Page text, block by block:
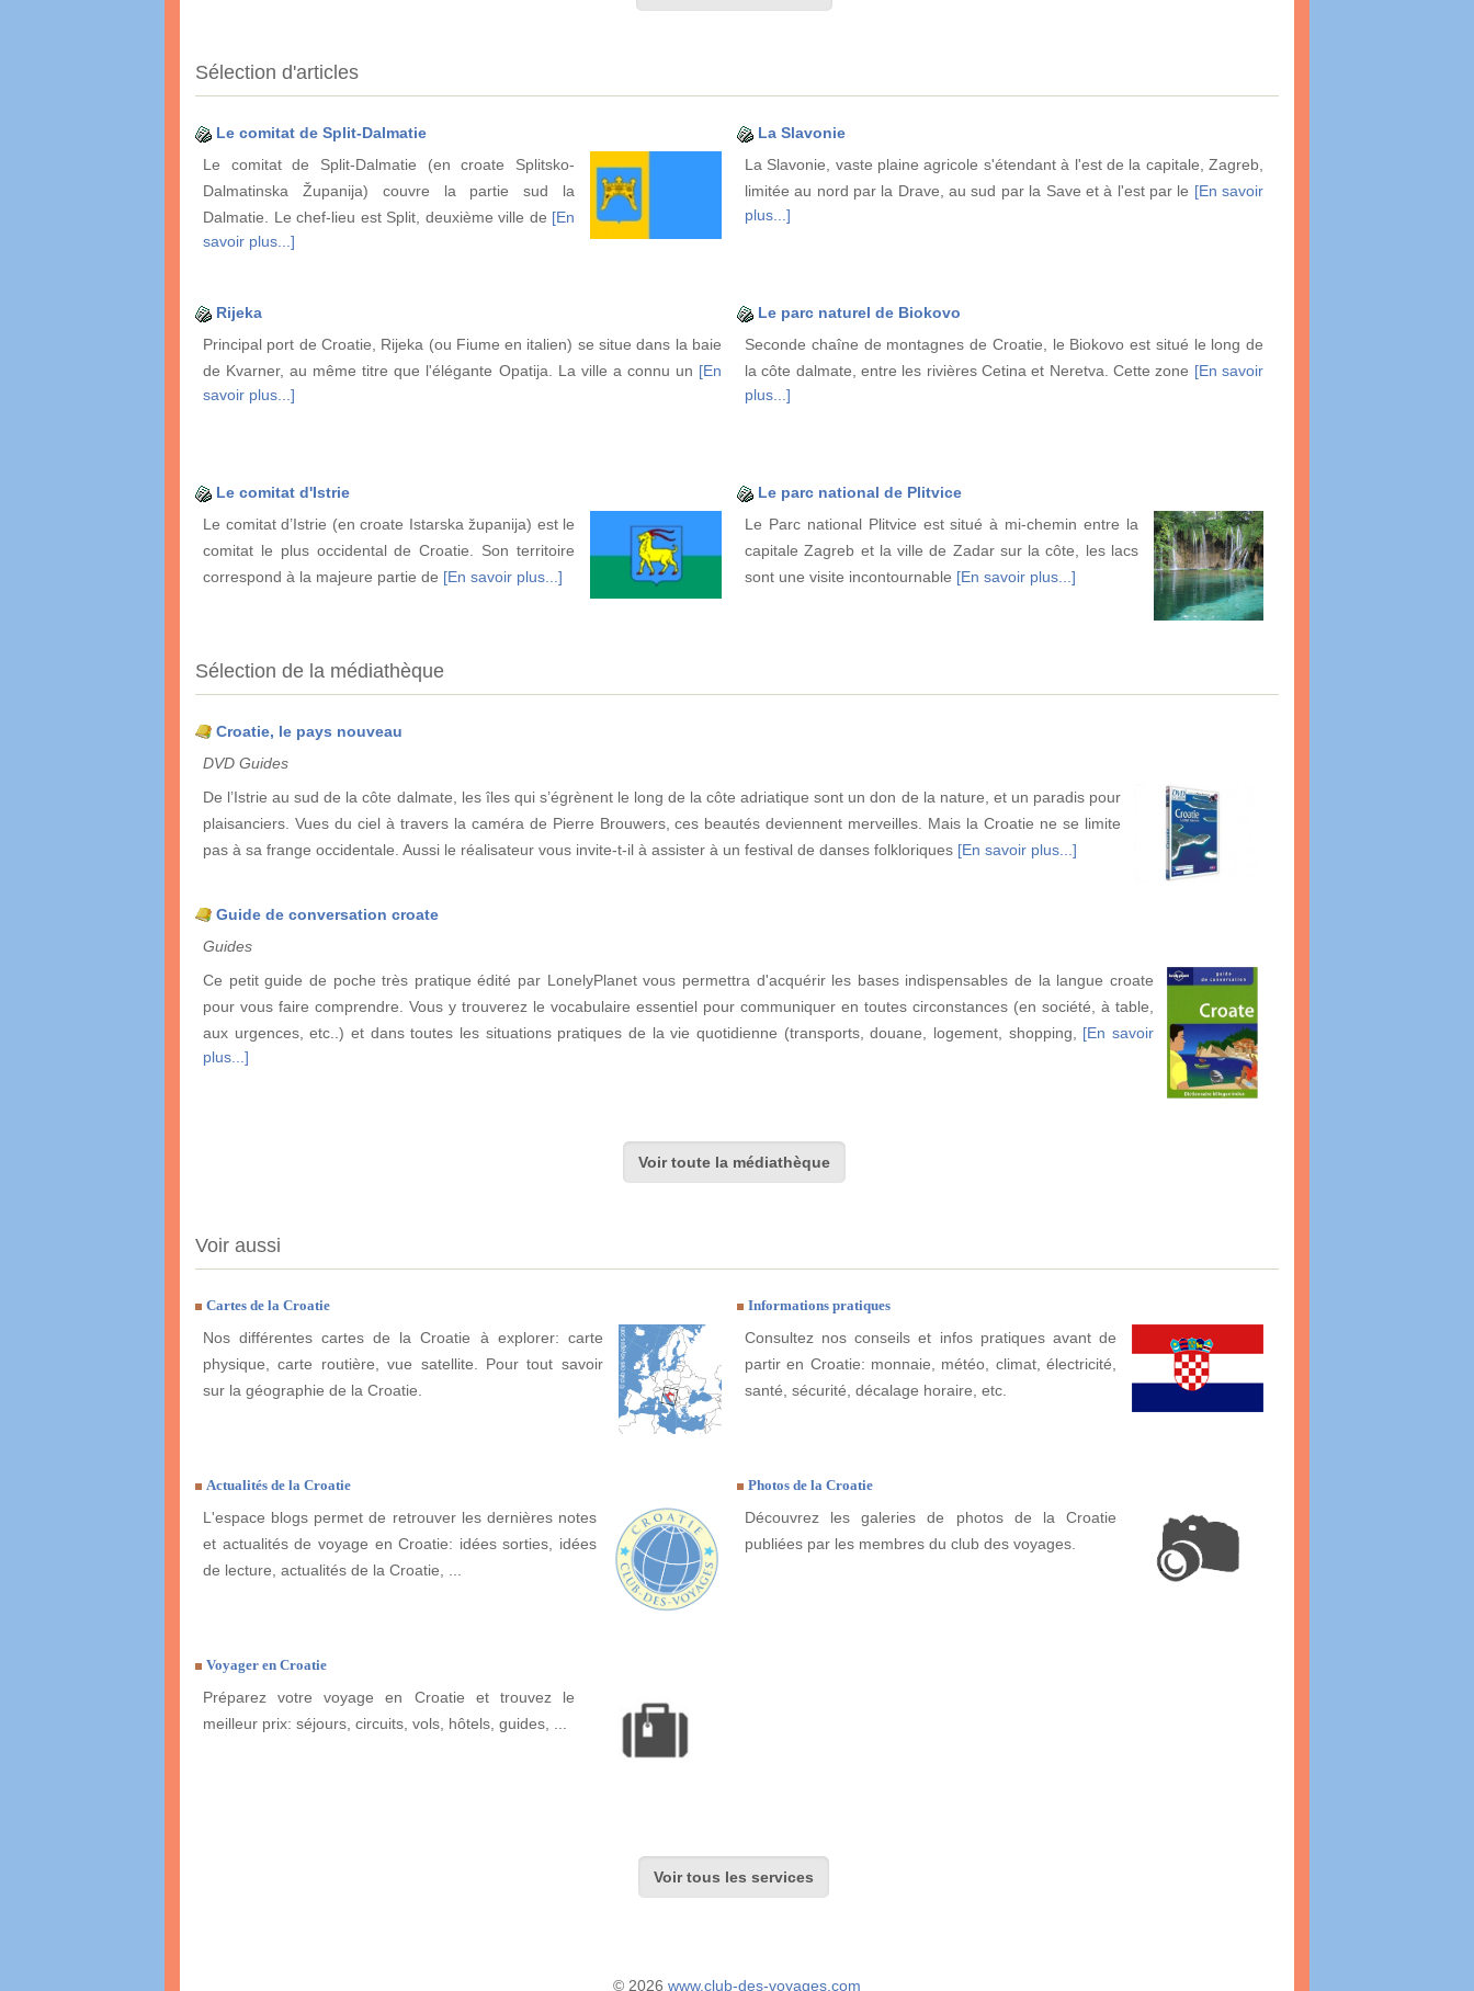
Sélection d'articles
Le comitat de Split-Dalmatie
Le comitat de Split-Dalmatie (en croate Splitsko-
Dalmatinska Županija) couvre la partie sud la
Dalmatie. Le chef-lieu est Split, deuxième ville de [En
savoir plus...]
La Slavonie
La Slavonie, vaste plaine agricole s'étendant à l'est de la capitale, Zagreb,
limitée au nord par la Drave, au sud par la Save et à l'est par le [En savoir
plus...]
Rijeka
Principal port de Croatie, Rijeka (ou Fiume en italien) se situe dans la baie
de Kvarner, au même titre que l'élégante Opatija. La ville a connu un [En
savoir plus...]
Le parc naturel de Biokovo
Seconde chaîne de montagnes de Croatie, le Biokovo est situé le long de
la côte dalmate, entre les rivières Cetina et Neretva. Cette zone [En savoir
plus...]
Le comitat d'Istrie
Le comitat d’Istrie (en croate Istarska županija) est le
comitat le plus occidental de Croatie. Son territoire
correspond à la majeure partie de [En savoir plus...]
Le parc national de Plitvice
Le Parc national Plitvice est situé à mi-chemin entre la
capitale Zagreb et la ville de Zadar sur la côte, les lacs
sont une visite incontournable [En savoir plus...]
Sélection de la médiathèque
Croatie, le pays nouveau
DVD Guides
De l’Istrie au sud de la côte dalmate, les îles qui s’égrènent le long de la côte adriatique sont un don de la nature, et un paradis pour
plaisanciers. Vues du ciel à travers la caméra de Pierre Brouwers, ces beautés deviennent merveilles. Mais la Croatie ne se limite
pas à sa frange occidentale. Aussi le réalisateur vous invite-t-il à assister à un festival de danses folkloriques [En savoir plus...]
Guide de conversation croate
Guides
Ce petit guide de poche très pratique édité par LonelyPlanet vous permettra d'acquérir les bases indispensables de la langue croate
pour vous faire comprendre. Vous y trouverez le vocabulaire essentiel pour communiquer en toutes circonstances (en société, à table,
aux urgences, etc..) et dans toutes les situations pratiques de la vie quotidienne (transports, douane, logement, shopping, [En savoir
plus...]
Voir toute la médiathèque
Voir aussi
Cartes de la Croatie
Nos différentes cartes de la Croatie à explorer: carte
physique, carte routière, vue satellite. Pour tout savoir
sur la géographie de la Croatie.
Informations pratiques
Consultez nos conseils et infos pratiques avant de
partir en Croatie: monnaie, météo, climat, électricité,
santé, sécurité, décalage horaire, etc.
Actualités de la Croatie
L'espace blogs permet de retrouver les dernières notes
et actualités de voyage en Croatie: idées sorties, idées
de lecture, actualités de la Croatie, ...
Photos de la Croatie
Découvrez les galeries de photos de la Croatie
publiées par les membres du club des voyages.
Voyager en Croatie
Préparez votre voyage en Croatie et trouvez le
meilleur prix: séjours, circuits, vols, hôtels, guides, ...
Voir tous les services
© 2026 www.club-des-voyages.com